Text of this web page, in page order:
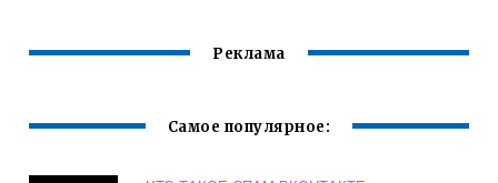
Реклама
Самое популярное: